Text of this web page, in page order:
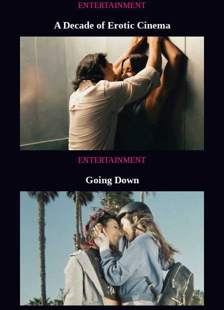
ENTERTAINMENT
A Decade of Erotic Cinema
ENTERTAINMENT
Going Down